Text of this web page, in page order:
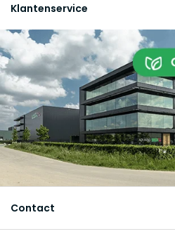
Klantenservice
Contact